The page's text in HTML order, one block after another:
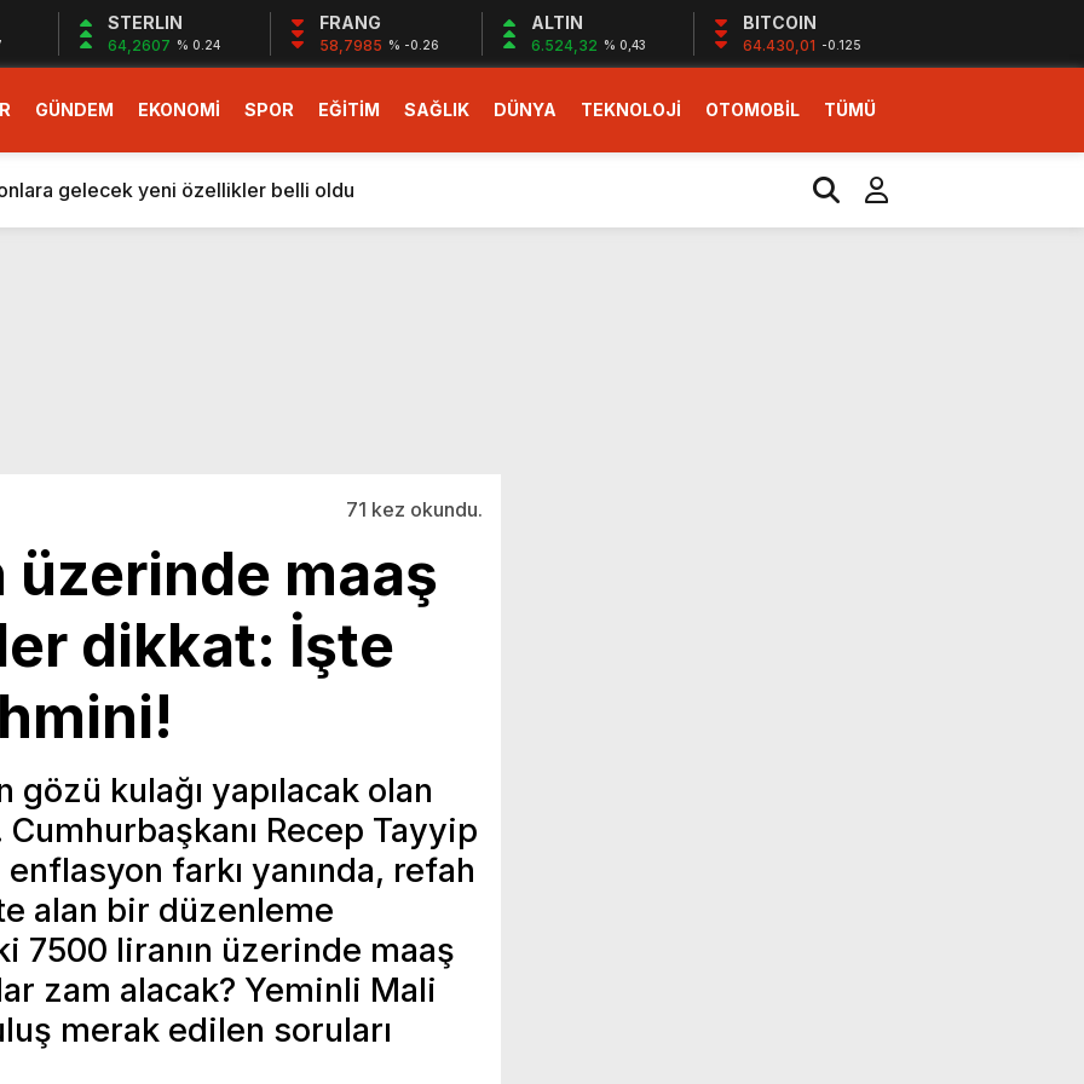
STERLIN
64,2607 % 0.24
FRANG
58,7985 % -0.26
ALTIN
6.524,32 % 0,43
BITCOIN
64.430,01 -0.125
GÜNDEM EKONOMİ SPOR EĞİTİM SAĞLIK DÜNYA TEKNOLOJİ OTOMOBİL TÜMÜ
dev teklif
gelecek yeni özellikler belli oldu
Hangi magnezyum ne için kullanılır
başlıyor
dev teklif
71 kez okundu.
üzerinde maaş
dikkat: İşte
kulağı yapılacak olan
Cumhurbaşkanı Recep Tayyip
farkı yanında, refah
alan bir düzenleme
7500 liranın üzerinde maaş
zam alacak? Yeminli Mali
merak edilen soruları